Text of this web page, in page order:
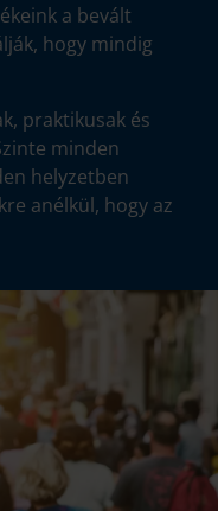
a bevált
hogy mindig
praktikusak és
minden
helyzetben
anélkül, hogy az